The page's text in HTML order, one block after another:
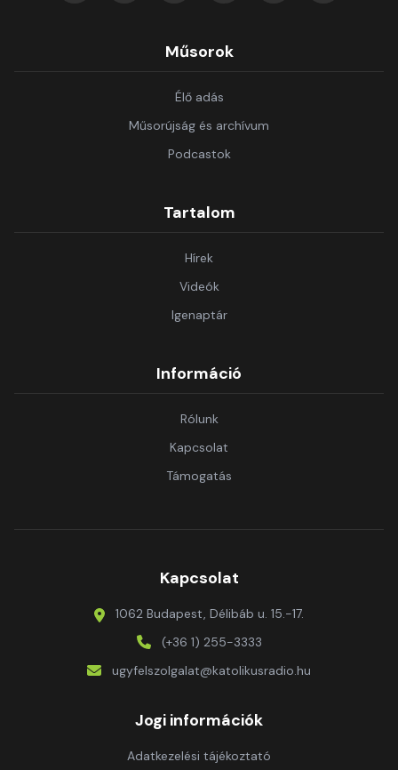
Műsorok
Élő adás
Műsorújság és archívum
Podcastok
Tartalom
Hírek
Videók
Igenaptár
Információ
Rólunk
Kapcsolat
Támogatás
Kapcsolat
1062 Budapest, Délibáb u. 15.-17.
(+36 1) 255-3333
ugyfelszolgalat@katolikusradio.hu
Jogi információk
Adatkezelési tájékoztató